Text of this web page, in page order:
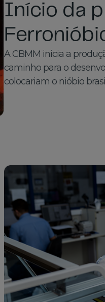
Início da
A CBMM inicia a
caminho para o
colocariam o nióbio